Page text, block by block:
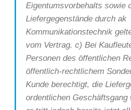
Eigentumsvorbehalts sowie
Liefergegenstände durch ak
Kommunikationstechnik
vom Vertrag. c) Bei
Personen des öffentlichen
öffentlich-rechtlichem
Kunde berechtigt, die
ordentlichen Geschäftsgang